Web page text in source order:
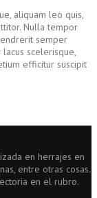
aliquam leo quis,
Nulla tempor
semper
scelerisque,
efficitur suscipit
en herrajes en
entre otras cosas.
en el rubro.